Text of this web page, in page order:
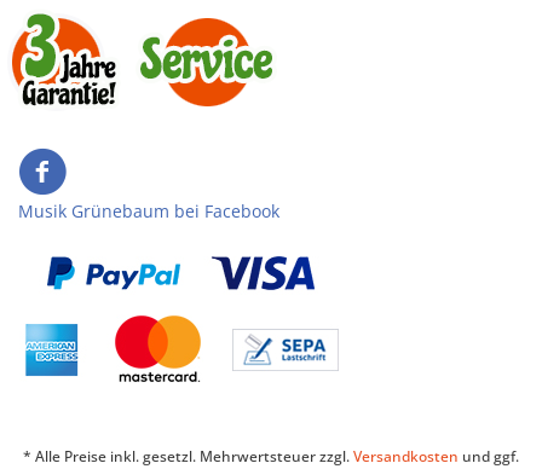
Musik Grünebaum bei Facebook
* Alle Preise inkl. gesetzl. Mehrwertsteuer zzgl.Versandkosten und ggf.